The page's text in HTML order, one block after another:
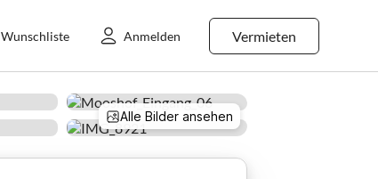
Vermieten
Wunschliste Anmelden
Alle Bilder ansehen